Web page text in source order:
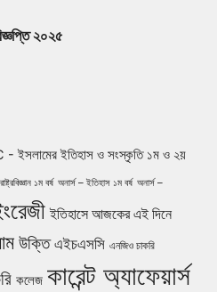
২০২৫
- ইসলামের ইতিহাস ও সংস্কৃতি ১ম ও ২য়
১ম বর্ষ অনার্স – ইতিহাস ১ম বর্ষ অনার্স –
ইতিহাসে আজকের এই দিনে
উক্তি এইচএসসি এনজিও চাকরি
কলেজ কারেন্ট অ্যাফেয়ার্স